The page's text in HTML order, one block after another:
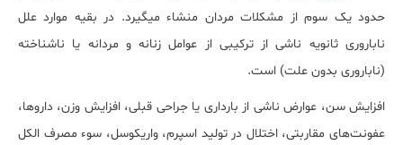
حدود یک سوم از مشکلات مردان منشاء می‎گیرد. در بقیه موارد علل
ناباروری ثانویه ناشی از ترکیبی از عوامل زنانه و مردانه یا ناشناخته
(ناباروری بدون علت) است.
افزایش سن، عوارض ناشی از بارداری یا جراحی قبلی، افزایش وزن، داروها،
عفونت‌های مقاربتی، اختلال در تولید اسپرم، واریکوسل، سوء مصرف الکل